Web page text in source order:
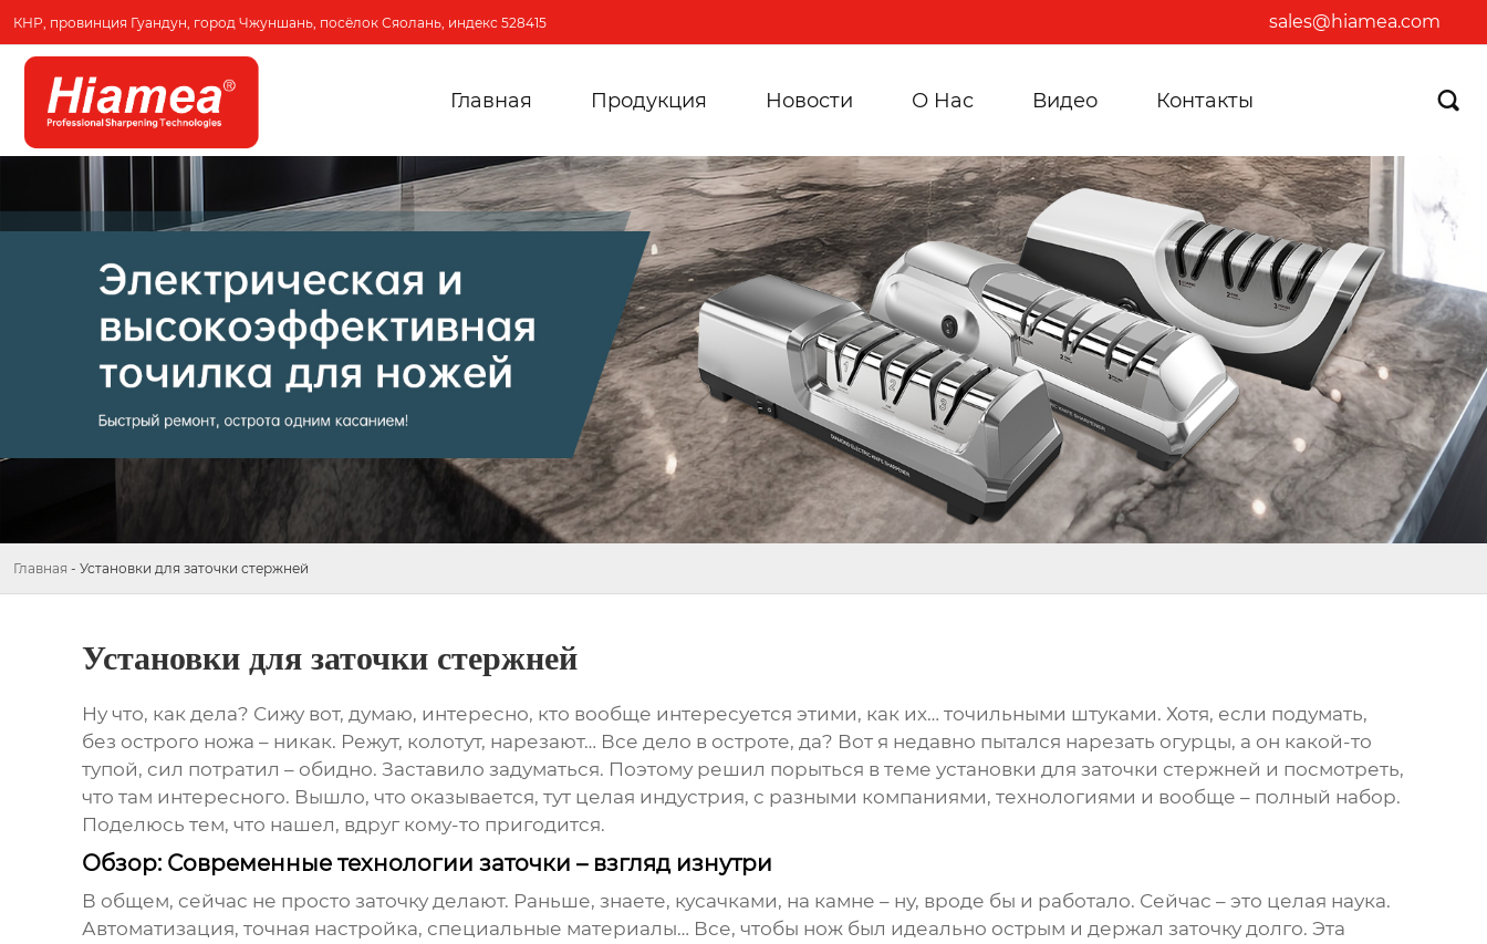
КНР, провинция Гуандун, город Чжуншань, посёлок Сяолань, индекс 528415 sales@hiamea.com
Главная Продукция Новости О Hас Видео Контакты 
Главная - Установки для заточки стержней
Установки для заточки стержней
Ну что, как дела? Сижу вот, думаю, интересно, кто вообще интересуется этими, как их… точильными штуками. Хотя, если подумать,
без острого ножа – никак. Режут, колотут, нарезают… Все дело в остроте, да? Вот я недавно пытался нарезать огурцы, а он какой-то
тупой, сил потратил – обидно. Заставило задуматься. Поэтому решил порыться в теме установки для заточки стержней и посмотреть,
что там интересного. Вышло, что оказывается, тут целая индустрия, с разными компаниями, технологиями и вообще – полный набор.
Поделюсь тем, что нашел, вдруг кому-то пригодится.
Обзор: Современные технологии заточки – взгляд изнутри
В общем, сейчас не просто заточку делают. Раньше, знаете, кусачками, на камне – ну, вроде бы и работало. Сейчас – это целая наука.
Автоматизация, точная настройка, специальные материалы… Все, чтобы нож был идеально острым и держал заточку долго. Эта